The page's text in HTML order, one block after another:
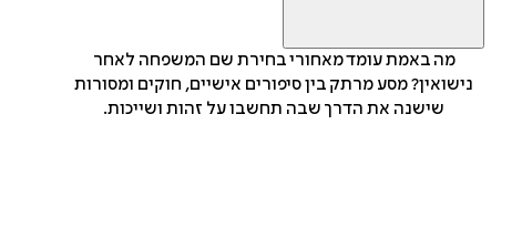
מה באמת עומד מאחורי בחירת שם המשפחה לאחר
נישואין? מסע מרתק בין סיפורים אישיים, חוקים ומסורות
שישנה את הדרך שבה תחשבו על זהות ושייכות.